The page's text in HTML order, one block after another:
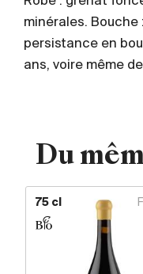
minérales.
persistance en
ans, voire même
Du
75 cl